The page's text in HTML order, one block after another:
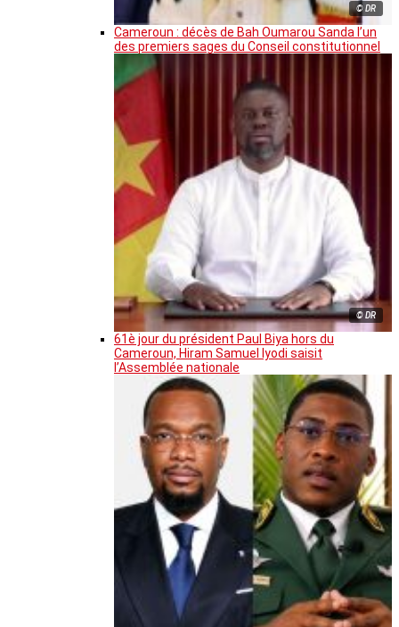
© DR
Cameroun : décès de Bah Oumarou Sanda l’un
des premiers sages du Conseil constitutionnel
© DR
61è jour du président Paul Biya hors du
Cameroun, Hiram Samuel Iyodi saisit
l’Assemblée nationale